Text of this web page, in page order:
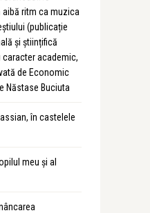
ritm ca muzica
(publicație
și științifică
academic,
de Economic
Năstase Buciuta
în castelele
meu și al